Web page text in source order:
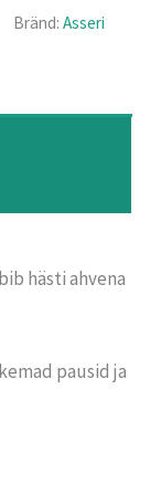
Bränd:Asseri
hästi ahvena
pausid ja